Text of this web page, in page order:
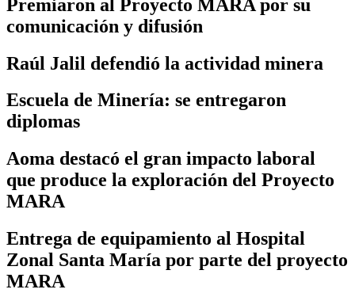
Premiaron al Proyecto MARA por su
comunicación y difusión
Raúl Jalil defendió la actividad minera
Escuela de Minería: se entregaron
diplomas
Aoma destacó el gran impacto laboral
que produce la exploración del Proyecto
MARA
Entrega de equipamiento al Hospital
Zonal Santa María por parte del proyecto
MARA